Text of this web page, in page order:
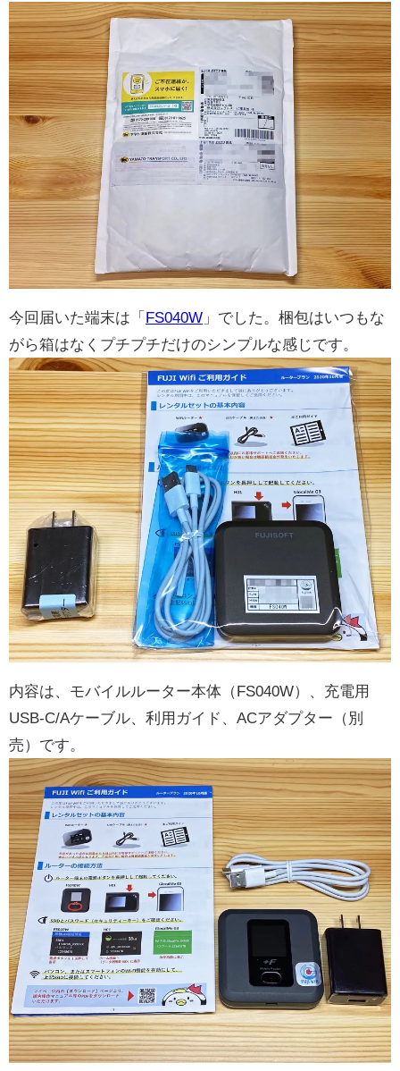
今回届いた端末は「 FS040W 」でした。梱包はいつもな
がら箱はなくプチプチだけのシンプルな感じです。
内容は、モバイルルーター本体（FS040W）、充電用
USB-C/Aケーブル、利用ガイド、ACアダプター（別
売）です。